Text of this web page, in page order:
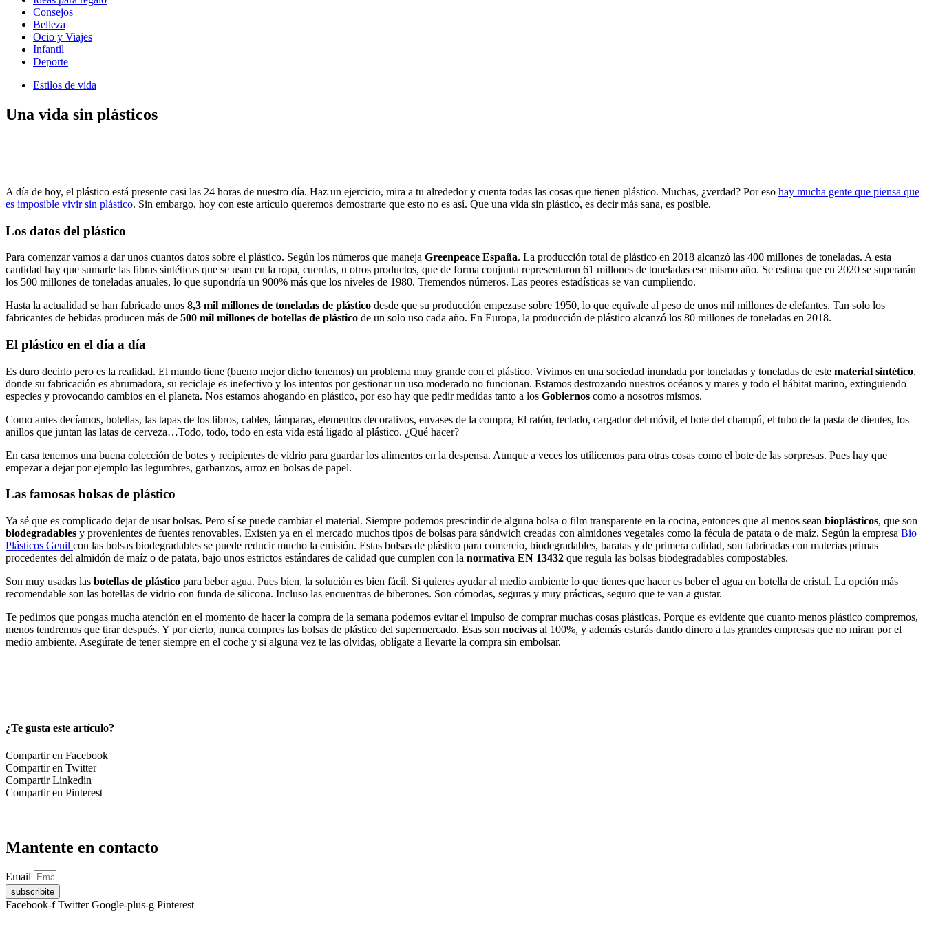
Consejos
Belleza
Ocio y Viajes
Infantil
Deporte
Estilos de vida
Una vida sin plásticos
A día de hoy, el plástico está presente casi las 24 horas de nuestro día. Haz un ejercicio, mira a tu alrededor y cuenta todas las cosas que tienen plástico. Muchas, ¿verdad? Por eso hay mucha gente que piensa que
es imposible vivir sin plástico. Sin embargo, hoy con este artículo queremos demostrarte que esto no es así. Que una vida sin plástico, es decir más sana, es posible.
Los datos del plástico
Para comenzar vamos a dar unos cuantos datos sobre el plástico. Según los números que maneja Greenpeace España. La producción total de plástico en 2018 alcanzó las 400 millones de toneladas. A esta
cantidad hay que sumarle las fibras sintéticas que se usan en la ropa, cuerdas, u otros productos, que de forma conjunta representaron 61 millones de toneladas ese mismo año. Se estima que en 2020 se superarán
los 500 millones de toneladas anuales, lo que supondría un 900% más que los niveles de 1980. Tremendos números. Las peores estadísticas se van cumpliendo.
Hasta la actualidad se han fabricado unos 8,3 mil millones de toneladas de plástico desde que su producción empezase sobre 1950, lo que equivale al peso de unos mil millones de elefantes. Tan solo los
fabricantes de bebidas producen más de 500 mil millones de botellas de plástico de un solo uso cada año. En Europa, la producción de plástico alcanzó los 80 millones de toneladas en 2018.
El plástico en el día a día
Es duro decirlo pero es la realidad. El mundo tiene (bueno mejor dicho tenemos) un problema muy grande con el plástico. Vivimos en una sociedad inundada por toneladas y toneladas de este material sintético,
donde su fabricación es abrumadora, su reciclaje es inefectivo y los intentos por gestionar un uso moderado no funcionan. Estamos destrozando nuestros océanos y mares y todo el hábitat marino, extinguiendo
especies y provocando cambios en el planeta. Nos estamos ahogando en plástico, por eso hay que pedir medidas tanto a los Gobiernos como a nosotros mismos.
Como antes decíamos, botellas, las tapas de los libros, cables, lámparas, elementos decorativos, envases de la compra, El ratón, teclado, cargador del móvil, el bote del champú, el tubo de la pasta de dientes, los
anillos que juntan las latas de cerveza…Todo, todo, todo en esta vida está ligado al plástico. ¿Qué hacer?
En casa tenemos una buena colección de botes y recipientes de vidrio para guardar los alimentos en la despensa. Aunque a veces los utilicemos para otras cosas como el bote de las sorpresas. Pues hay que
empezar a dejar por ejemplo las legumbres, garbanzos, arroz en bolsas de papel.
Las famosas bolsas de plástico
Ya sé que es complicado dejar de usar bolsas. Pero sí se puede cambiar el material. Siempre podemos prescindir de alguna bolsa o film transparente en la cocina, entonces que al menos sean bioplásticos, que son
biodegradables y provenientes de fuentes renovables. Existen ya en el mercado muchos tipos de bolsas para sándwich creadas con almidones vegetales como la fécula de patata o de maíz. Según la empresa Bio
Plásticos Genil con las bolsas biodegradables se puede reducir mucho la emisión. Estas bolsas de plástico para comercio, biodegradables, baratas y de primera calidad, son fabricadas con materias primas
procedentes del almidón de maíz o de patata, bajo unos estrictos estándares de calidad que cumplen con la normativa EN 13432 que regula las bolsas biodegradables compostables.
Son muy usadas las botellas de plástico para beber agua. Pues bien, la solución es bien fácil. Si quieres ayudar al medio ambiente lo que tienes que hacer es beber el agua en botella de cristal. La opción más
recomendable son las botellas de vidrio con funda de silicona. Incluso las encuentras de biberones. Son cómodas, seguras y muy prácticas, seguro que te van a gustar.
Te pedimos que pongas mucha atención en el momento de hacer la compra de la semana podemos evitar el impulso de comprar muchas cosas plásticas. Porque es evidente que cuanto menos plástico compremos,
menos tendremos que tirar después. Y por cierto, nunca compres las bolsas de plástico del supermercado. Esas son nocivas al 100%, y además estarás dando dinero a las grandes empresas que no miran por el
medio ambiente. Asegúrate de tener siempre en el coche y si alguna vez te las olvidas, oblígate a llevarte la compra sin embolsar.
¿Te gusta este artículo?
Compartir en Facebook
Compartir en Twitter
Compartir Linkedin
Compartir en Pinterest
Mantente en contacto
Email
subscribite
Facebook-f Twitter Google-plus-g Pinterest